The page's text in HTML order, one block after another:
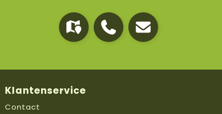
Klantenservice
Contact